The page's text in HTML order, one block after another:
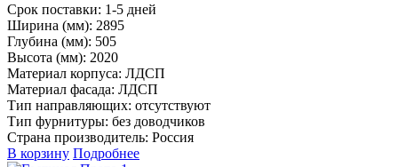
Срок поставки: 1-5 дней
Ширина (мм): 2895
Глубина (мм): 505
Высота (мм): 2020
Материал корпуса: ЛДСП
Материал фасада: ЛДСП
Тип направляющих: отсутствуют
Тип фурнитуры: без доводчиков
Страна производитель: Россия
В корзину Подробнее